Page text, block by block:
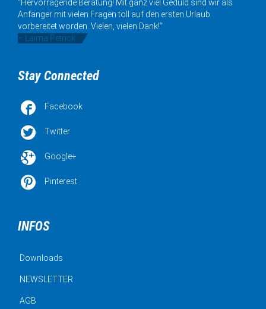
“Hervorragende Beratung! Mit ganz viel Geduld sind wir als
Anfänger mit vielen Fragen toll auf den ersten Urlaub
vorbereitet worden. Vielen, vielen Dank!”
– Laima Petrick
Stay Connected
 Facebook
 Twitter
 Google+
 Pinterest
INFOS
Downloads
NEWSLETTER
AGB